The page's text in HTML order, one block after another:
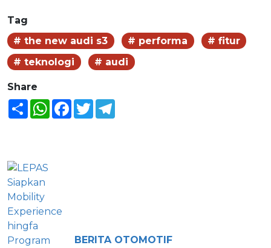
Tag
# the new audi s3
# performa
# fitur
# teknologi
# audi
Share
Share WhatsAppFacebook
Twitter
BERITA OTOMOTIF